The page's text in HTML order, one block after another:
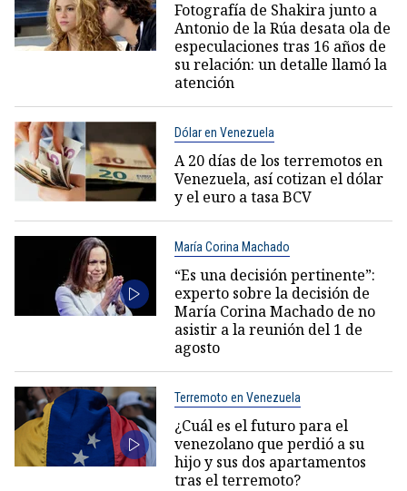
Fotografía de Shakira junto a
Antonio de la Rúa desata ola de
especulaciones tras 16 años de
su relación: un detalle llamó la
atención
Dólar en Venezuela
A 20 días de los terremotos en
Venezuela, así cotizan el dólar
y el euro a tasa BCV
María Corina Machado
“Es una decisión pertinente”:
experto sobre la decisión de
María Corina Machado de no
asistir a la reunión del 1 de
agosto
Terremoto en Venezuela
¿Cuál es el futuro para el
venezolano que perdió a su
hijo y sus dos apartamentos
tras el terremoto?